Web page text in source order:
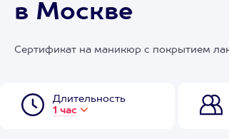
в Москве
Сертификат на маникюр с покрытием
Длительность
1 час